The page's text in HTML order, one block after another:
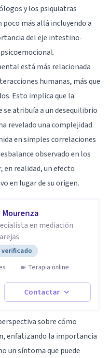
y los psiquiatras
poco más allá incluyendo a
deleje intestino-
está más relacionada
humanas, más que
Esto implica que la
atribuía a un desequilibrio
revelado una complejidad
en simples correlaciones
observado en los
en realidad, un efecto
en lugar de su origen.
en mediación
verificado
Terapia online
Contactar
sobre cómo
enfatizando la importancia
un síntoma que puede